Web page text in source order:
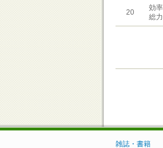
20
効
総
雑誌・書籍